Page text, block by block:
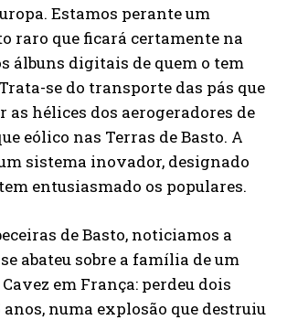
Estamos perante um
raro que ficará certamente na
álbuns digitais de quem o tem
se do transporte das pás que
as hélices dos aerogeradores de
eólico nas Terras de Basto. A
sistema inovador, designado
entusiasmado os populares.
de Basto, noticiamos a
abateu sobre a família de um
em França: perdeu dois
anos, numa explosão que destruiu